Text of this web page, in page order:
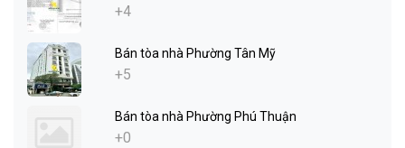
+4
Bán tòa nhà Phường Tân Mỹ
+5
Bán tòa nhà Phường Phú Thuận
+0